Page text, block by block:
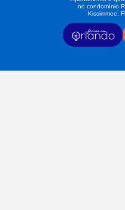
no condomínio
Kissimmee,